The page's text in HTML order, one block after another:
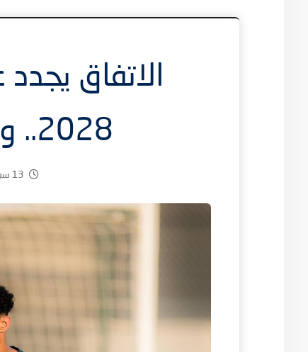
الاتفاق
2028.. ويعيره للتعاون.
13 سبتمبر، 2025